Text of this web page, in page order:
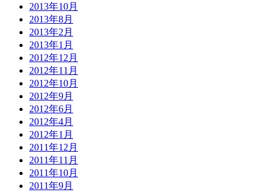
2013年10月
2013年8月
2013年2月
2013年1月
2012年12月
2012年11月
2012年10月
2012年9月
2012年6月
2012年4月
2012年1月
2011年12月
2011年11月
2011年10月
2011年9月